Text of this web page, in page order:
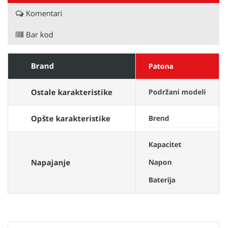
Komentari
Bar kod
Brand Patona
Ostale karakteristike Podržani modeli
Opšte karakteristike Brend
Napajanje
Kapacitet
Napon
Baterija